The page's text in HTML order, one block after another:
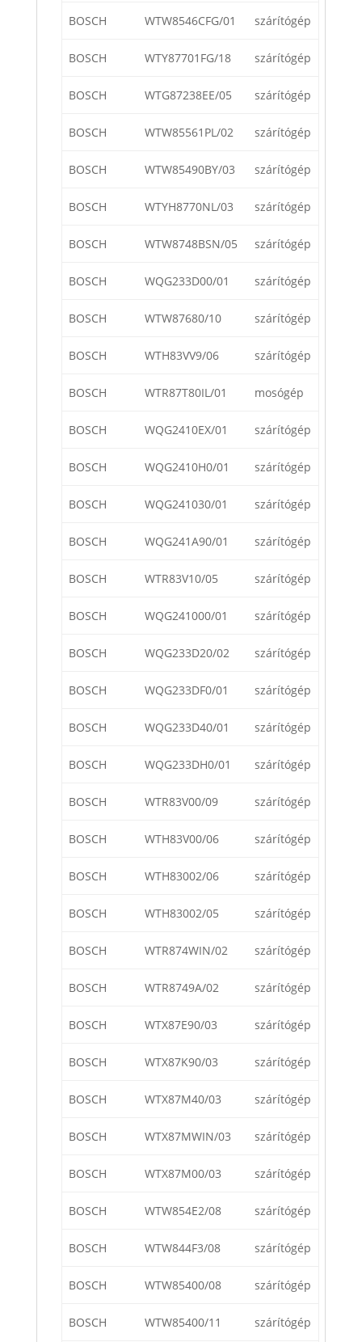
BOSCH WTW8546CFG/01 szárítógép
BOSCH WTY87701FG/18 szárítógép
BOSCH WTG87238EE/05 szárítógép
BOSCH WTW85561PL/02 szárítógép
BOSCH WTW85490BY/03 szárítógép
BOSCH WTYH8770NL/03 szárítógép
BOSCH WTW8748BSN/05 szárítógép
BOSCH WQG233D00/01 szárítógép
BOSCH WTW87680/10 szárítógép
BOSCH WTH83VV9/06 szárítógép
BOSCH WTR87T80IL/01 mosógép
BOSCH WQG2410EX/01 szárítógép
BOSCH WQG2410H0/01 szárítógép
BOSCH WQG241030/01 szárítógép
BOSCH WQG241A90/01 szárítógép
BOSCH WTR83V10/05 szárítógép
BOSCH WQG241000/01 szárítógép
BOSCH WQG233D20/02 szárítógép
BOSCH WQG233DF0/01 szárítógép
BOSCH WQG233D40/01 szárítógép
BOSCH WQG233DH0/01 szárítógép
BOSCH WTR83V00/09 szárítógép
BOSCH WTH83V00/06 szárítógép
BOSCH WTH83002/06 szárítógép
BOSCH WTH83002/05 szárítógép
BOSCH WTR874WIN/02 szárítógép
BOSCH WTR8749A/02 szárítógép
BOSCH WTX87E90/03 szárítógép
BOSCH WTX87K90/03 szárítógép
BOSCH WTX87M40/03 szárítógép
BOSCH WTX87MWIN/03 szárítógép
BOSCH WTX87M00/03 szárítógép
BOSCH WTW854E2/08 szárítógép
BOSCH WTW844F3/08 szárítógép
BOSCH WTW85400/08 szárítógép
BOSCH WTW85400/11 szárítógép